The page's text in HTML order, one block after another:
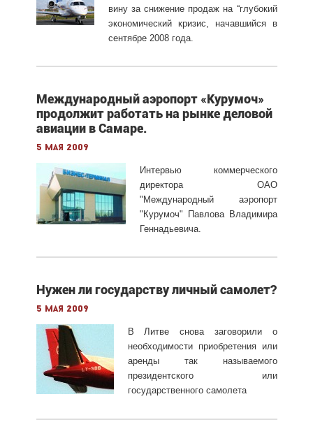
вину за снижение продаж на “глубокий
экономический кризис, начавшийся в
сентябре 2008 года.
Международный аэропорт «Курумоч»
продолжит работать на рынке деловой
авиации в Самаре.
5 мая 2009
Интервью коммерческого
директора ОАО
"Международный аэропорт
"Курумоч" Павлова Владимира
Геннадьевича.
Нужен ли государству личный самолет?
5 мая 2009
В Литве снова заговорили о
необходимости приобретения или
аренды так называемого
президентского или
государственного самолета